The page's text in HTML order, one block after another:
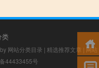
网站分类目录 | 精选推荐文章 | 网站
44433455号